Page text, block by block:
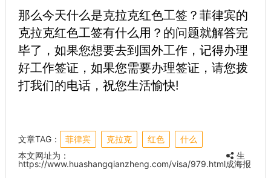
那么今天什么是克拉克红色工签？菲律宾的
克拉克红色工签有什么用？的问题就解答完
毕了，如果您想要去到国外工作，记得办理
好工作签证，如果您需要办理签证，请您拨
打我们的电话，祝您生活愉快!
文章TAG： 菲律宾 克拉克 红色
什么
本文网址为：
https://www.huashangqianzheng.com/visa/979.html
生
成海报